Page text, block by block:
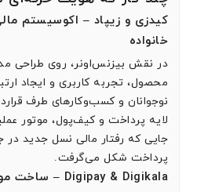
کیدزی و زیپاد – اکوسیستم
خانواده
در نقش بیزنس‌اونر، روی طراحی
محصول، تجربه کاربری و ایجاد
نوجوانان و کسب‌وکارهای طرف
لایه پرداخت و کیف‌پول، موتور
جایی که رفتار مالی نسل جدید در
پرداخت شکل می‌گرفت.
Digipay & Digikala – ساخت موتور پرداخت و O2O